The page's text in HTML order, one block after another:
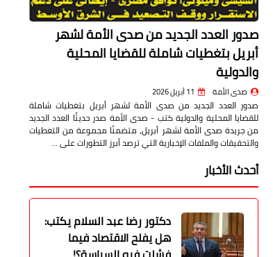
صدور العدد الجديد من صدى الأمة لشهر
أبريل بتغطيات شاملة للقضايا المحلية
والدولية
صدى الأمة 11 أبريل 2026
صدور العدد الجديد من صدى الأمة لشهر أبريل بتغطيات شاملة
للقضايا المحلية والدولية كتب - صدى الأمة صدر حديثًا العدد الجديد
من جريدة صدى الأمة لشهر أبريل، متضمنًا مجموعة من التغطيات
والتحقيقات والملفات الإخبارية التي ترصد أبرز التطورات على …
أحدث الأخبار
دكتور رضا عبد السلام يكتب:
هل يفلح الاقتصاد فيما